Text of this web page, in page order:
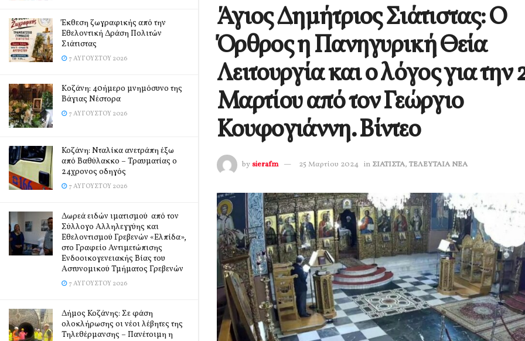
Έκθεση ζωγραφικής από την
Εθελοντική Δράση Πολιτών
Σιάτιστας
7 ΑΥΓΟΎΣΤΟΥ 2026
Kοζάνη: 40ήμερο μνημόσυνο της
Βάγιας Νέστορα
7 ΑΥΓΟΎΣΤΟΥ 2026
Κοζάνη: Νταλίκα ανετράπη έξω
από Βαθύλακκο – Τραυματίας ο
24χρονος οδηγός
7 ΑΥΓΟΎΣΤΟΥ 2026
Δωρεά ειδών ιματισμού από τον
Σύλλογο Αλληλεγγύης και
Εθελοντισμού Γρεβενών «Ελπίδα»,
στο Γραφείο Αντιμετώπισης
Ενδοοικογενειακής Βίας του
Αστυνομικού Τμήματος Γρεβενών
7 ΑΥΓΟΎΣΤΟΥ 2026
Δήμος Κοζάνης: Σε φάση
ολοκλήρωσης οι νέοι λέβητες της
Τηλεθέρμανσης – Πανέτοιμη η
Άγιος Δημήτριος Σιάτιστας: Ο
Όρθρος η Πανηγυρική Θεία
Λειτουργία και ο λόγος για την
Μαρτίου από τον Γεώργιο
Κουφογιάννη. Βίντεο
by sierafm 25 Μαρτίου 2024 in ΣΙΑΤΙΣΤΑ, ΤΕΛΕΥΤΑΙΑ ΝΕΑ